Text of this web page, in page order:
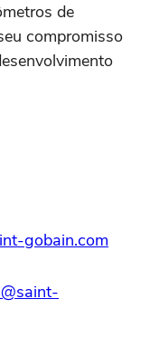
de
compromisso
gobain.com